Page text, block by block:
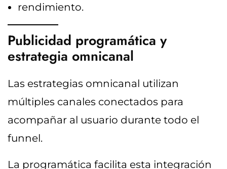
rendimiento.
Publicidad programática y
estrategia omnicanal
Las estrategias omnicanal utilizan
múltiples canales conectados para
acompañar al usuario durante todo el
funnel.
La programática facilita esta integración